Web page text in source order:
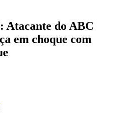
do ABC
em choque com